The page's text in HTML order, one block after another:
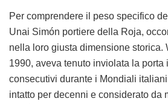
Per comprendere il peso specifico
Unai Simón portiere della Roja,
nella loro giusta dimensione storica.
1990, aveva tenuto inviolata la porta
consecutivi durante i Mondiali
intatto per decenni e considerato da